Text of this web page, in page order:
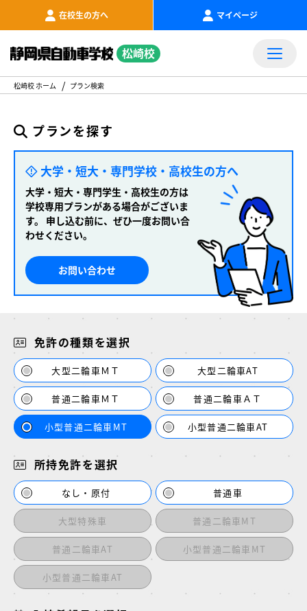
在校生の方へ マイページ
松崎校
松崎校 ホーム プラン検索
プランを探す
大学・短大・専門学校・高校生の方へ
大学・短大・専門学生・高校生の方は
学校専用プランがある場合がございま
す。
申し込む前に、ぜひ一度お問い合
わせください。
お問い合わせ
免許の種類を選択
大型二輪車ＭＴ 大型二輪車AT
普通二輪車ＭＴ 普通二輪車ＡＴ
小型普通二輪車MT 小型普通二輪車AT
所持免許を選択
なし・原付 普通車
大型特殊車 普通二輪車MT
普通二輪車AT 小型普通二輪車MT
小型普通二輪車AT